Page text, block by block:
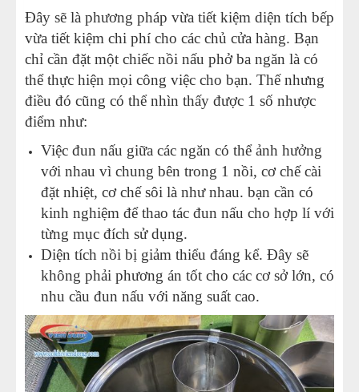
Đây sẽ là phương pháp vừa tiết kiệm diện tích bếp
vừa tiết kiệm chi phí cho các chủ cửa hàng. Bạn
chỉ cần đặt một chiếc nồi nấu phở ba ngăn là có
thể thực hiện mọi công việc cho bạn. Thế nhưng
điều đó cũng có thể nhìn thấy được 1 số nhược
điểm như:
Việc đun nấu giữa các ngăn có thể ảnh hưởng
với nhau vì chung bên trong 1 nồi, cơ chế cài
đặt nhiệt, cơ chế sôi là như nhau. bạn cần có
kinh nghiệm để thao tác đun nấu cho hợp lí với
từng mục đích sử dụng.
Diện tích nồi bị giảm thiểu đáng kể. Đây sẽ
không phải phương án tốt cho các cơ sở lớn, có
nhu cầu đun nấu với năng suất cao.